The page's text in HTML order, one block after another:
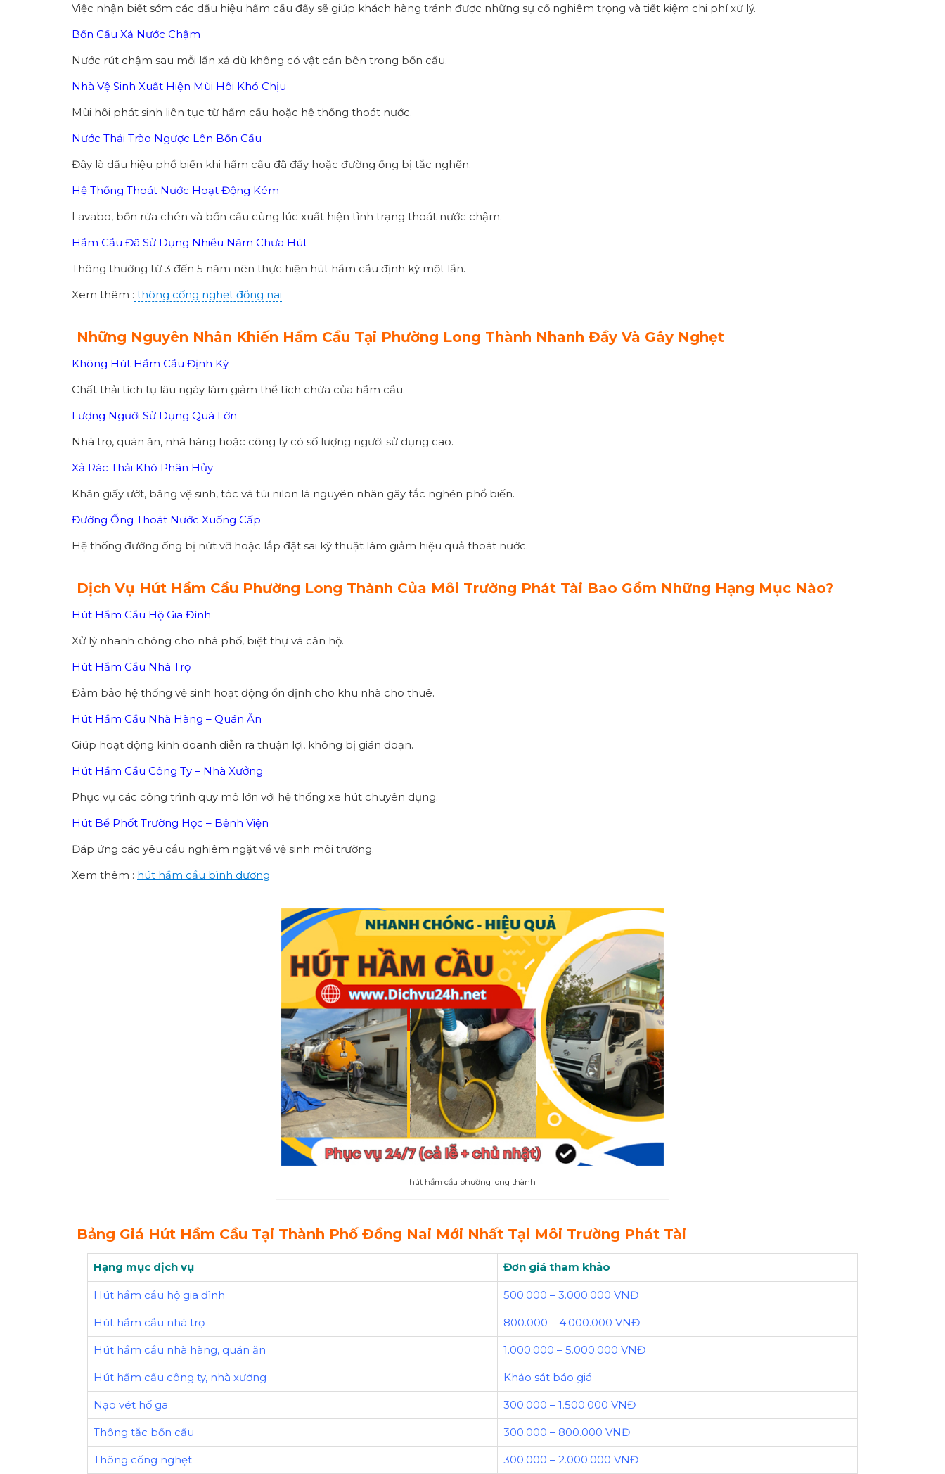
Việc nhận biết sớm các dấu hiệu hầm cầu đầy sẽ giúp khách hàng tránh được những sự cố nghiêm trọng và tiết kiệm chi phí xử lý.
Bồn Cầu Xả Nước Chậm
Nước rút chậm sau mỗi lần xả dù không có vật cản bên trong bồn cầu.
Nhà Vệ Sinh Xuất Hiện Mùi Hôi Khó Chịu
Mùi hôi phát sinh liên tục từ hầm cầu hoặc hệ thống thoát nước.
Nước Thải Trào Ngược Lên Bồn Cầu
Đây là dấu hiệu phổ biến khi hầm cầu đã đầy hoặc đường ống bị tắc nghẽn.
Hệ Thống Thoát Nước Hoạt Động Kém
Lavabo, bồn rửa chén và bồn cầu cùng lúc xuất hiện tình trạng thoát nước chậm.
Hầm Cầu Đã Sử Dụng Nhiều Năm Chưa Hút
Thông thường từ 3 đến 5 năm nên thực hiện hút hầm cầu định kỳ một lần.
Xem thêm : thông cống nghẹt đồng nai
Những Nguyên Nhân Khiến Hầm Cầu Tại Phường Long Thành Nhanh Đầy Và Gây Nghẹt
Không Hút Hầm Cầu Định Kỳ
Chất thải tích tụ lâu ngày làm giảm thể tích chứa của hầm cầu.
Lượng Người Sử Dụng Quá Lớn
Nhà trọ, quán ăn, nhà hàng hoặc công ty có số lượng người sử dụng cao.
Xả Rác Thải Khó Phân Hủy
Khăn giấy ướt, băng vệ sinh, tóc và túi nilon là nguyên nhân gây tắc nghẽn phổ biến.
Đường Ống Thoát Nước Xuống Cấp
Hệ thống đường ống bị nứt vỡ hoặc lắp đặt sai kỹ thuật làm giảm hiệu quả thoát nước.
Dịch Vụ Hút Hầm Cầu Phường Long Thành Của Môi Trường Phát Tài Bao Gồm Những Hạng Mục Nào?
Hút Hầm Cầu Hộ Gia Đình
Xử lý nhanh chóng cho nhà phố, biệt thự và căn hộ.
Hút Hầm Cầu Nhà Trọ
Đảm bảo hệ thống vệ sinh hoạt động ổn định cho khu nhà cho thuê.
Hút Hầm Cầu Nhà Hàng – Quán Ăn
Giúp hoạt động kinh doanh diễn ra thuận lợi, không bị gián đoạn.
Hút Hầm Cầu Công Ty – Nhà Xưởng
Phục vụ các công trình quy mô lớn với hệ thống xe hút chuyên dụng.
Hút Bể Phốt Trường Học – Bệnh Viện
Đáp ứng các yêu cầu nghiêm ngặt về vệ sinh môi trường.
Xem thêm : hút hầm cầu bình dương
hút hầm cầu phường long thành
Bảng Giá Hút Hầm Cầu Tại Thành Phố Đồng Nai Mới Nhất Tại Môi Trường Phát Tài
Hạng mục dịch vụ Đơn giá tham khảo
Hút hầm cầu hộ gia đình 500.000 – 3.000.000 VNĐ
Hút hầm cầu nhà trọ 800.000 – 4.000.000 VNĐ
Hút hầm cầu nhà hàng, quán ăn 1.000.000 – 5.000.000 VNĐ
Hút hầm cầu công ty, nhà xưởng Khảo sát báo giá
Nạo vét hố ga 300.000 – 1.500.000 VNĐ
Thông tắc bồn cầu 300.000 – 800.000 VNĐ
Thông cống nghẹt 300.000 – 2.000.000 VNĐ